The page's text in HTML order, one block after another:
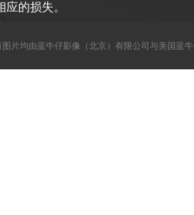
的损失。
片均由蓝牛仔影像（北京）有限公司与美国蓝